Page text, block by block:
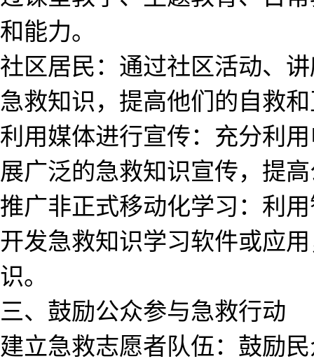
和能力。
社区居民：通过社区活动、
急救知识，提高他们的自救
利用媒体进行宣传：充分利
展广泛的急救知识宣传，提
推广非正式移动化学习：利
开发急救知识学习软件或应
识。
三、鼓励公众参与急救行动
建立急救志愿者队伍：鼓励